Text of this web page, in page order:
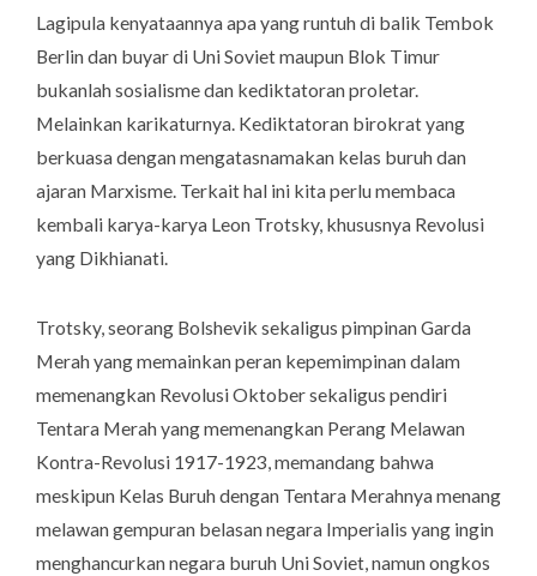
Lagipula kenyataannya apa yang runtuh di balik Tembok
Berlin dan buyar di Uni Soviet maupun Blok Timur
bukanlah sosialisme dan kediktatoran proletar.
Melainkan karikaturnya. Kediktatoran birokrat yang
berkuasa dengan mengatasnamakan kelas buruh dan
ajaran Marxisme. Terkait hal ini kita perlu membaca
kembali karya-karya Leon Trotsky, khususnya Revolusi
yang Dikhianati.
Trotsky, seorang Bolshevik sekaligus pimpinan Garda
Merah yang memainkan peran kepemimpinan dalam
memenangkan Revolusi Oktober sekaligus pendiri
Tentara Merah yang memenangkan Perang Melawan
Kontra-Revolusi 1917-1923, memandang bahwa
meskipun Kelas Buruh dengan Tentara Merahnya menang
melawan gempuran belasan negara Imperialis yang ingin
menghancurkan negara buruh Uni Soviet, namun ongkos